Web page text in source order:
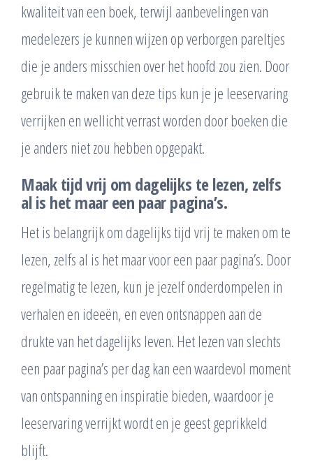
kwaliteit van een boek, terwijl aanbevelingen van
medelezers je kunnen wijzen op verborgen pareltjes
die je anders misschien over het hoofd zou zien. Door
gebruik te maken van deze tips kun je je leeservaring
verrijken en wellicht verrast worden door boeken die
je anders niet zou hebben opgepakt.
Maak tijd vrij om dagelijks te lezen, zelfs
al is het maar een paar pagina’s.
Het is belangrijk om dagelijks tijd vrij te maken om te
lezen, zelfs al is het maar voor een paar pagina’s. Door
regelmatig te lezen, kun je jezelf onderdompelen in
verhalen en ideeën, en even ontsnappen aan de
drukte van het dagelijks leven. Het lezen van slechts
een paar pagina’s per dag kan een waardevol moment
van ontspanning en inspiratie bieden, waardoor je
leeservaring verrijkt wordt en je geest geprikkeld
blijft.